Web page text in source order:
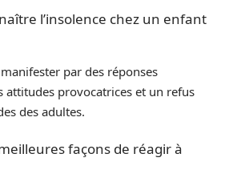
l’insolence chez un enfant
manifester par des réponses
attitudes provocatrices et un refus
des adultes.
façons de réagir à